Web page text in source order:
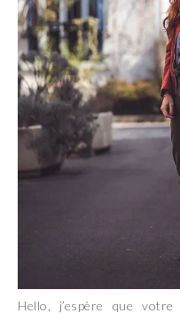
Hello, j’espère que